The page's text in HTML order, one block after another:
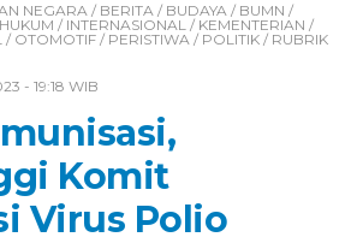
NEGARA / BERITA / BUDAYA / BUMN /
HUKUM / INTERNASIONAL / KEMENTERIAN /
/ OTOMOTIF / PERISTIWA / POLITIK / RUBRIK
- 19:18 WIB
Komit
Virus Polio